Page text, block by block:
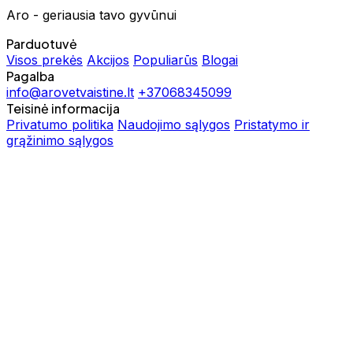
Aro - geriausia tavo gyvūnui
Parduotuvė
Visos prekės Akcijos Populiarūs Blogai
Pagalba
info@arovetvaistine.lt +37068345099
Teisinė informacija
Privatumo politika Naudojimo sąlygos Pristatymo ir
grąžinimo sąlygos